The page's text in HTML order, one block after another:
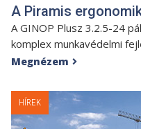
A Piramis
A GINOP Plusz 3.2.5-24
komplex munkavédelmi
Megnézem 
HÍREK